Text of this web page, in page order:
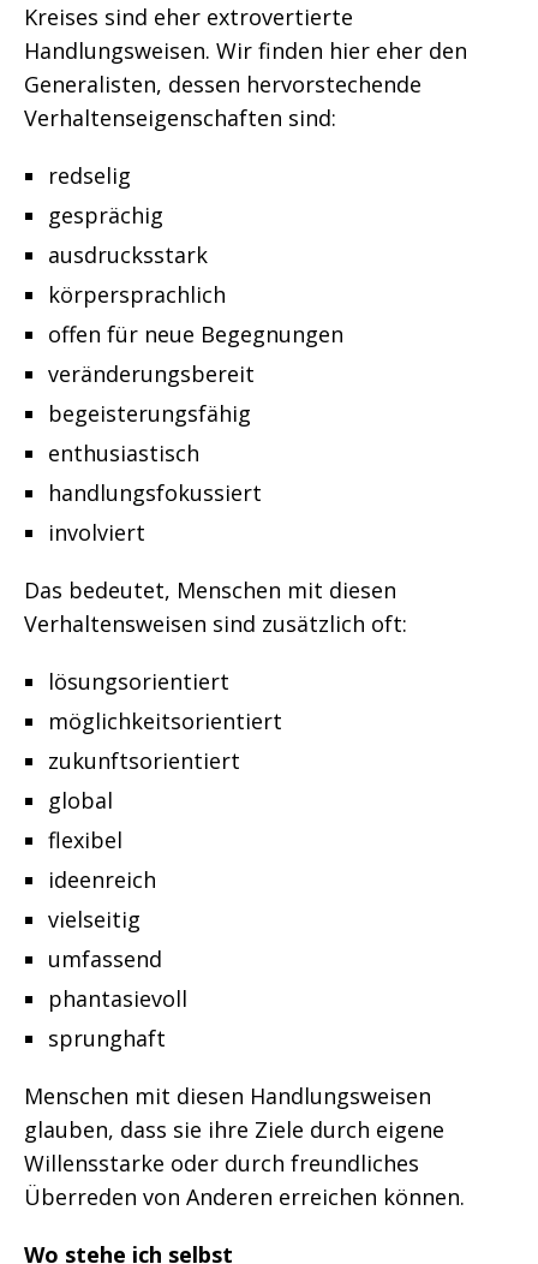
Kreises sind eher extrovertierte
Handlungsweisen. Wir finden hier eher den
Generalisten, dessen hervorstechende
Verhaltenseigenschaften sind:
redselig
gesprächig
ausdrucksstark
körpersprachlich
offen für neue Begegnungen
veränderungsbereit
begeisterungsfähig
enthusiastisch
handlungsfokussiert
involviert
Das bedeutet, Menschen mit diesen
Verhaltensweisen sind zusätzlich oft:
lösungsorientiert
möglichkeitsorientiert
zukunftsorientiert
global
flexibel
ideenreich
vielseitig
umfassend
phantasievoll
sprunghaft
Menschen mit diesen Handlungsweisen
glauben, dass sie ihre Ziele durch eigene
Willensstarke oder durch freundliches
Überreden von Anderen erreichen können.
Wo stehe ich selbst